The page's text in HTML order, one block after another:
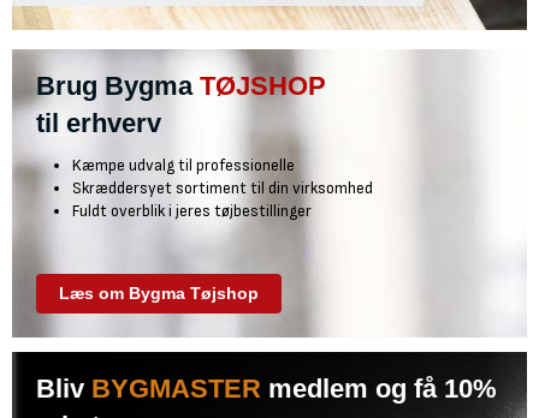
Brug Bygma TØJSHOP
til erhverv
Kæmpe udvalg til professionelle
Skræddersyet sortiment til din virksomhed
Fuldt overblik i jeres tøjbestillinger
Læs om Bygma Tøjshop
Bliv BYGMASTER medlem og få 10%